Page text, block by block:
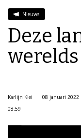
Nieuws
Deze
Karlijn Klei
08 januari 2022
08:59